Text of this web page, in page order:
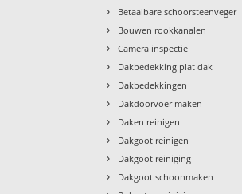
› Betaalbare schoorsteenveger
› Bouwen rookkanalen
› Camera inspectie
› Dakbedekking plat dak
› Dakbedekkingen
› Dakdoorvoer maken
› Daken reinigen
› Dakgoot reinigen
› Dakgoot reiniging
› Dakgoot schoonmaken